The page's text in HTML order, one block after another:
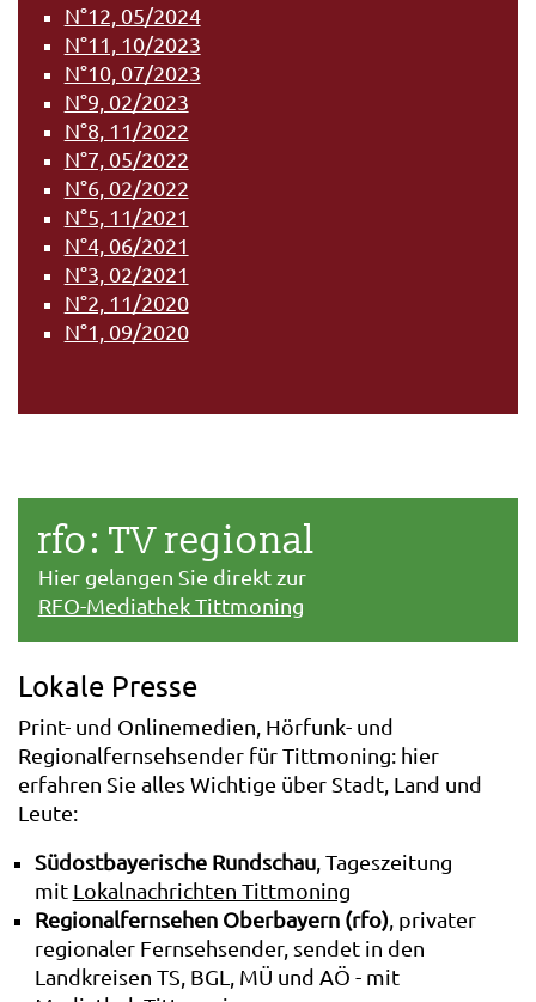
N°12, 05/2024
N°11, 10/2023
N°10, 07/2023
N°9, 02/2023
N°8, 11/2022
N°7, 05/2022
N°6, 02/2022
N°5, 11/2021
N°4, 06/2021
N°3, 02/2021
N°2, 11/2020
N°1, 09/2020
rfo: TV regional
Hier gelangen Sie direkt zur
RFO-Mediathek Tittmoning
Lokale Presse
Print- und Onlinemedien, Hörfunk- und
Regionalfernsehsender für Tittmoning: hier
erfahren Sie alles Wichtige über Stadt, Land und
Leute:
Südostbayerische Rundschau, Tageszeitung
mit Lokalnachrichten Tittmoning
Regionalfernsehen Oberbayern (rfo), privater
regionaler Fernsehsender, sendet in den
Landkreisen TS, BGL, MÜ und AÖ - mit